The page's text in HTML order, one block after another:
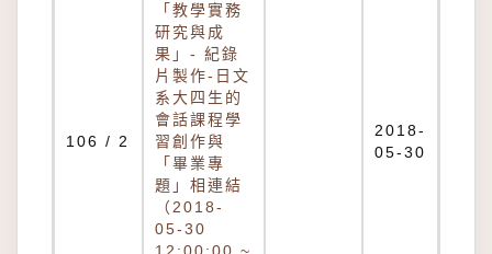
106 / 2
「教學實務
研究與成
果」- 紀錄
片製作-日文
系大四生的
會話課程學
習創作與
「畢業專
題」相連結
（2018-
05-30
2018-
05-30